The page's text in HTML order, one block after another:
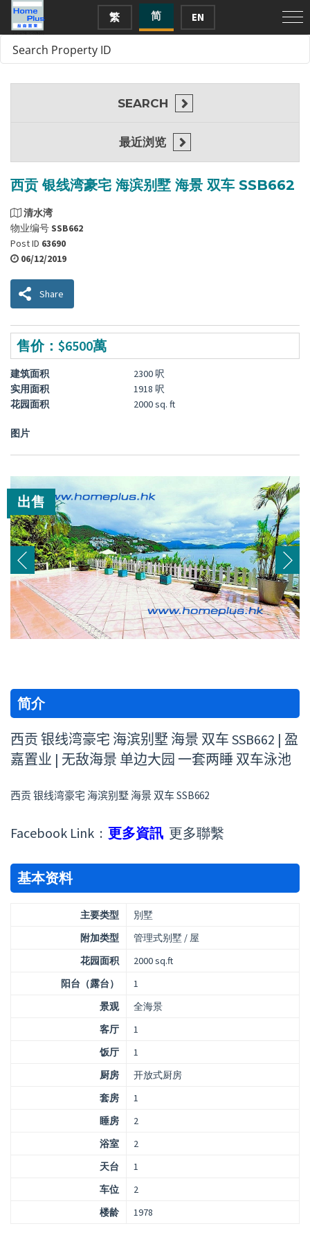
繁 简 EN
西贡 银线湾豪宅 海滨别墅 海景 双车 SSB662
清水湾
物业编号SSB662
Post ID 63690
06/12/2019
Share
售价：$6500萬
建筑面积
2300 呎
实用面积
1918 呎
花园面积
2000 sq. ft
图片
出售
简介
西贡 银线湾豪宅 海滨别墅 海景 双车 SSB662 | 盈
嘉置业 | 无敌海景 单边大园 一套两睡 双车泳池
西贡 银线湾豪宅 海滨别墅 海景 双车 SSB662
Facebook Link : 更多資訊 更多聯繫
基本资料
主要类型
別墅
附加类型
管理式别墅 / 屋
花园面积
2000 sq.ft
阳台（露台）
1
景观
全海景
客厅
1
饭厅
1
厨房
开放式厨房
套房
1
睡房
2
浴室
2
天台
1
车位
2
楼龄
1978
SEARCH
最近浏览